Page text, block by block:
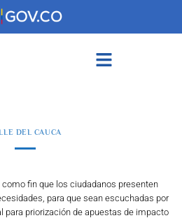
DEL CAUCA
fin que los ciudadanos presenten
para que sean escuchadas por
para priorización de apuestas de impacto